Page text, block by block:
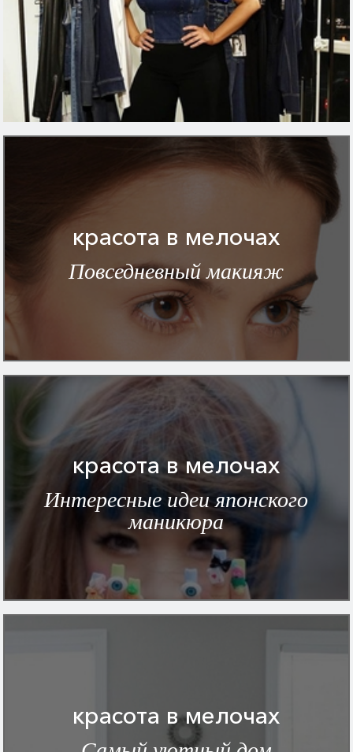
красота в мелочах
Повседневный макияж
красота в мелочах
Интересные идеи японского
маникюра
красота в мелочах